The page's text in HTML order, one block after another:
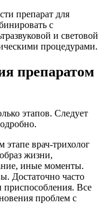
препарат для
с
и световой
процедурами.
препаратом
этапов. Следует
этапе врач-трихолог
жизни,
иные моменты.
Достаточно часто
приспособления. Все
проблем с